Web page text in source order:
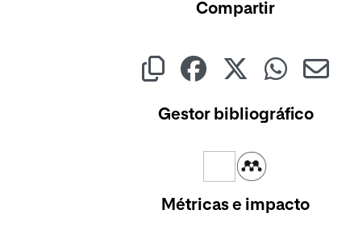
Compartir
Gestor bibliográfico
Métricas e impacto